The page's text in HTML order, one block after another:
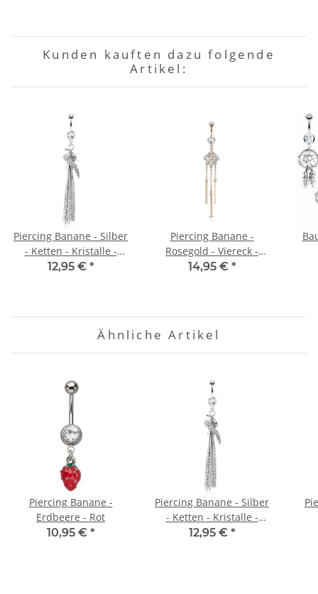
Kunden kauften dazu folgende
Artikel:
Piercing Banane - Silber
- Ketten - Kristalle -
Geschwungen
12,95 € *
Piercing Banane -
Rosegold - Viereck -
Stäbe
14,95 € *
Ähnliche Artikel
Piercing Banane -
Erdbeere - Rot
10,95 € *
Piercing Banane - Silber
- Ketten - Kristalle -
Geschwungen
12,95 € *